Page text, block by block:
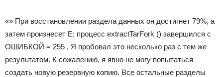
«» При восстановлении раздела данных он достигнет 79%, а
затем произнесет E: процесс extractTarFork () завершился с
ОШИБКОЙ = 255 , Я пробовал это несколько раз с тем же
результатом. К сожалению, я явно не могу попытаться
создать новую резервную копию. Все остальные разделы